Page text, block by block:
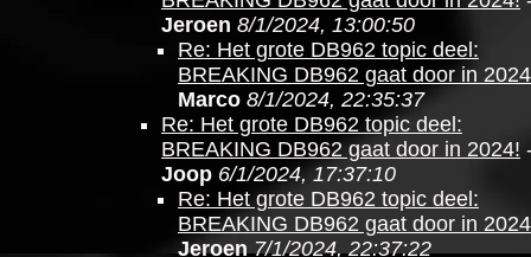
Jeroen 8/1/2024, 13:00:50
Re: Het grote DB962 topic deel:
BREAKING DB962 gaat door in
Marco 8/1/2024, 22:35:37
Re: Het grote DB962 topic deel:
BREAKING DB962 gaat door in 2024!
Joop 6/1/2024, 17:37:10
Re: Het grote DB962 topic deel:
BREAKING DB962 gaat door in
Jeroen 7/1/2024, 22:37:22